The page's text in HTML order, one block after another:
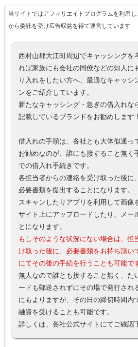
当サイトではアフィリエイトプログラムを利用
から委託を受け広告収益を得て運営しています
西村山郡大江町周辺でキャッシングを
れば家族にも会社の同僚などの知人に
り入れをしたい方へ、最適なキャッシ
ンをご紹介しています。
新たなキャッシング・急ぎの借入れな
記載しているブランドをお勧めします！
借入れの手順は、各社とも大体似通っ
お勧めなのが、誰にも接すること無く
での借入れ手続きです。
各担当者からの連絡を受け取った後に
必要書類を提出することになります。
スキャンしたりアプリを利用して画像
サイト上にアップロードしたり、メー
とになります。
もしそのような状況にない場合は、担
け取った後に、必要書類をお持ち頂い
にてその後の手続を行うことも可能で
無人なので誰とも接すること無く、た
ードも郵送されずにその場で発行され
にもよりますが、その日の締切時間内
融資を受けることも可能です。
詳しくは、各社公式サイトにてご確認